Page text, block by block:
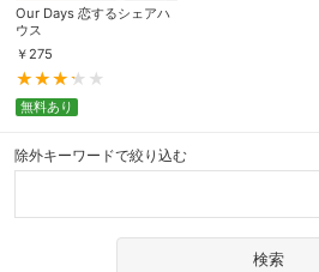
Our Days 恋するシェアハ
ウス
￥ 275
無料あり
除外キーワードで絞り込む